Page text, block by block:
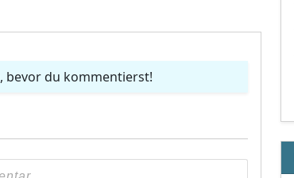
, bevor du kommentierst!